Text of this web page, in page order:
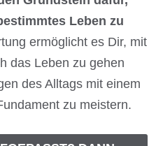
Leben zu
ermöglicht es Dir, mit
das Leben zu gehen
des Alltags mit einem
zu meistern.